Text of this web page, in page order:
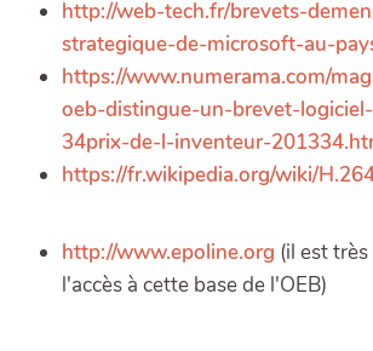
http://web-tech.fr/brevets-
strategique-de-microsoft-au-
https://www.numerama.com/
oeb-distingue-un-brevet-
34prix-de-l-inventeur-
https://fr.wikipedia.org/wiki/
http://www.epoline.org (il est
l'accès à cette base de l'OEB)